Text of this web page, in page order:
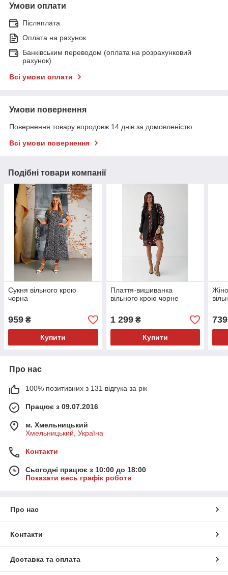
Умови оплати
Післяплата
Оплата на рахунок
Банківським переводом (оплата на розрахунковий
рахунок)
Всі умови оплати
Умови повернення
Повернення товару впродовж 14 днів за домовленістю
Всі умови повернення
Подібні товари компанії
Сукня вільного крою
чорна
959 ₴
Купити
Плаття-вишиванка
вільного крою чорне
1 299₴
Купити
739
Про нас
100% позитивних з 131 відгука за рік
Працює з 09.07.2016
м. Хмельницький
Хмельницький, Україна
Контакти
Сьогодні працює з 10:00 до 18:00
Показати весь графік роботи
Про нас
Контакти
Доставка та оплата